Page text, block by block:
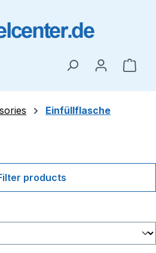
Einfüllflasche
products